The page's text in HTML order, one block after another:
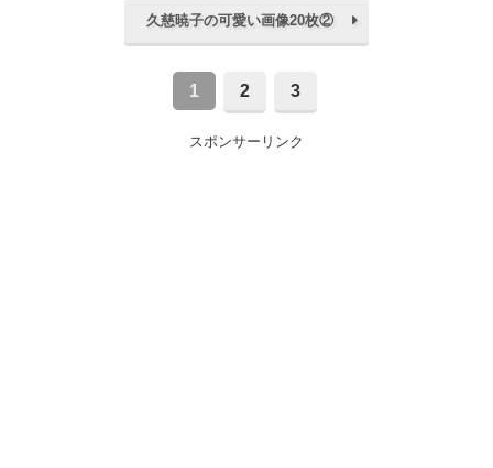
久慈暁子の可愛い画像20枚②
1 2 3
スポンサーリンク